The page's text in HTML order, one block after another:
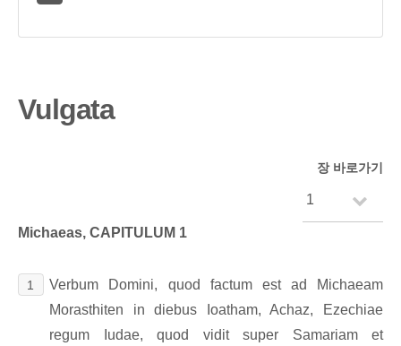
Vulgata
장 바로가기
Michaeas, CAPITULUM 1
1
Verbum Domini, quod factum est ad Michaeam
Morasthiten in diebus Ioatham, Achaz, Ezechiae
regum Iudae, quod vidit super Samariam et